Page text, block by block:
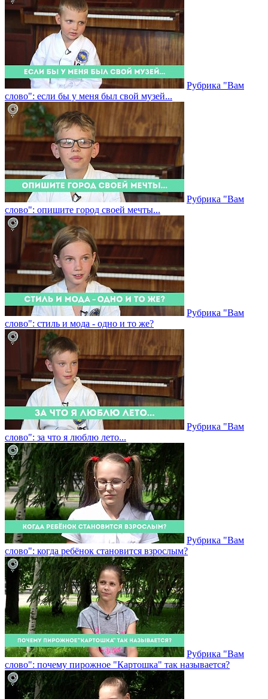
Рубрика "Вам
слово": если бы у меня был свой музей...
Рубрика "Вам
слово": опишите город своей мечты...
Рубрика "Вам
слово": стиль и мода - одно и то же?
Рубрика "Вам
слово": за что я люблю лето...
Рубрика "Вам
слово": когда ребёнок становится взрослым?
Рубрика "Вам
слово": почему пирожное "Картошка" так называется?